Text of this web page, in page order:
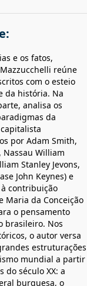
e os fatos,
reúne
com o esteio
da história. Na
analisa os
da
por Adam Smith,
Nassau William
Stanley Jevons,
John Keynes) e
contribuição
Maria da Conceição
o pensamento
brasileiro. Nos
o autor versa
estruturações
mundial a partir
do século XX: a
burguesa, o